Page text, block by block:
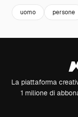
uomo persone
La piattaforma
1 milione di